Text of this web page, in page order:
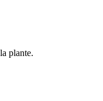
plante.